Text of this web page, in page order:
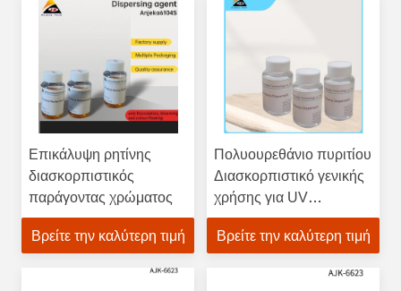
Επικάλυψη ρητίνης
διασκορπιστικός
παράγοντας χρώματος
Βρείτε την καλύτερη τιμή
Πολυουρεθάνιο πυριτίου
Διασκορπιστικό γενικής
χρήσης για UV
επεξεργασμένη
εκτύπωση
Βρείτε την καλύτερη τιμή